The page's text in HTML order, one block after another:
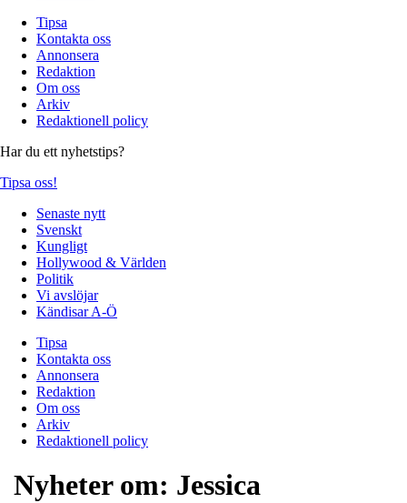
Tipsa
Kontakta oss
Annonsera
Redaktion
Om oss
Arkiv
Redaktionell policy
Har du ett nyhetstips?
Tipsa oss!
Senaste nytt
Svenskt
Kungligt
Hollywood & Världen
Politik
Vi avslöjar
Kändisar A-Ö
Tipsa
Kontakta oss
Annonsera
Redaktion
Om oss
Arkiv
Redaktionell policy
Nyheter om: Jessica